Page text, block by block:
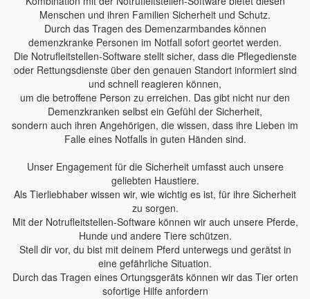
Menschen und ihren Familien Sicherheit und Schutz.
Durch das Tragen des Demenzarmbandes können
demenzkranke Personen im Notfall sofort geortet werden.
Die Notrufleitstellen-Software stellt sicher, dass die Pflegedienste
oder Rettungsdienste über den genauen Standort informiert sind
und schnell reagieren können,
um die betroffene Person zu erreichen. Das gibt nicht nur den
Demenzkranken selbst ein Gefühl der Sicherheit,
sondern auch ihren Angehörigen, die wissen, dass ihre Lieben im
Falle eines Notfalls in guten Händen sind.
Unser Engagement für die Sicherheit umfasst auch unsere
geliebten Haustiere.
Als Tierliebhaber wissen wir, wie wichtig es ist, für ihre Sicherheit
zu sorgen.
Mit der Notrufleitstellen-Software können wir auch unsere Pferde,
Hunde und andere Tiere schützen.
Stell dir vor, du bist mit deinem Pferd unterwegs und gerätst in
eine gefährliche Situation.
Durch das Tragen eines Ortungsgeräts können wir das Tier orten
sofortige Hilfe anfordern